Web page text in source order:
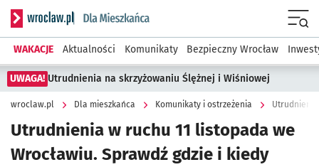
Serwis informacyjny wroclaw.pl podserwis: Dla mieszkańca
WAKACJE Aktualności Komunikaty Bezpieczny Wrocław
UWAGA! Utrudnienia na skrzyżowaniu Ślężnej i Wiśniowej
wroclaw.pl Dla mieszkańca Komunikaty i ostrzeżenia
Utrudnienia w ruchu 11 listopada we
Wrocławiu. Sprawdź gdzie i kiedy